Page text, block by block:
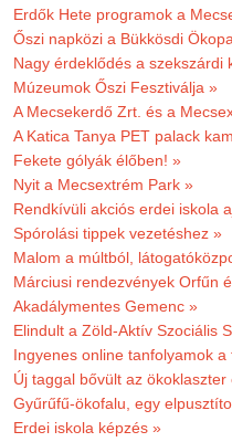
Erdők Hete programok a
Őszi napközi a Bükkösdi
Nagy érdeklődés a szekszárdi
Múzeumok Őszi Fesztiválja »
A Mecsekerdő Zrt. és a
A Katica Tanya PET palack
Fekete gólyák élőben! »
Nyit a Mecsextrém Park »
Rendkívüli akciós erdei iskola
Spórolási tippek vezetéshez »
Malom a múltból,
Márciusi rendezvények Orfűn
Akadálymentes Gemenc »
Elindult a Zöld-Aktív Szociális
Ingyenes online tanfolyamok
Új taggal bővült az ökoklaszter
Gyűrűfű-ökofalu, egy
Erdei iskola képzés »